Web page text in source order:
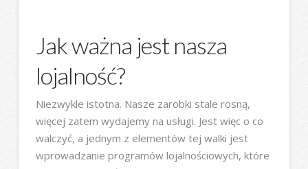
Jak ważna jest nasza
lojalność?
Niezwykle istotna. Nasze zarobki stale rosną,
więcej zatem wydajemy na usługi. Jest więc o co
walczyć, a jednym z elementów tej walki jest
wprowadzanie programów lojalnościowych, które